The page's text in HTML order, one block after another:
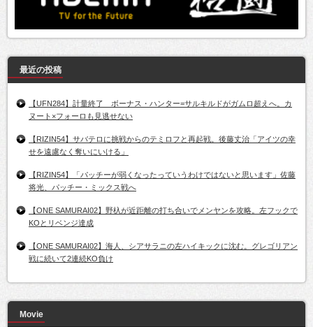
最近の投稿
【UFN284】計量終了 ボーナス・ハンター=サルキルドがガムロ超えへ。カ
ヌート×フォーロも見逃せない
【RIZIN54】サバテロに挑戦からのテミロフと再起戦。後藤丈治「アイツの幸
せを遠慮なく奪いにいける」
【RIZIN54】「パッチーが弱くなったっていうわけではないと思います」佐藤
将光、パッチー・ミックス戦へ
【ONE SAMURAI02】野杁が近距離の打ち合いでメンヤンを攻略。左フックで
KOとリベンジ達成
【ONE SAMURAI02】海人、シアサラニの左ハイキックに沈む。グレゴリアン
戦に続いて2連続KO負け
Movie